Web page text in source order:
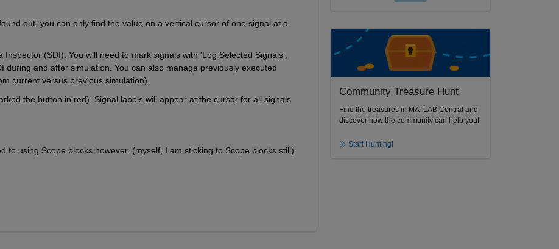
out, you can only find the value on a vertical cursor of one signal at a
(SDI). You will need to mark signals with 'Log Selected Signals',
during and after simulation. You can also manage previously executed
current versus previous simulation).
the button in red). Signal labels will appear at the cursor for all signals
to using Scope blocks however. (myself, I am sticking to Scope blocks still).
Community Treasure Hunt
Find the treasures in MATLAB Central and
discover how the community can help you!
Start Hunting!